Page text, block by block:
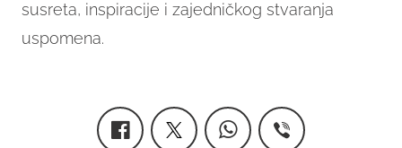
susreta, inspiracije i zajedničkog stvaranja
uspomena.